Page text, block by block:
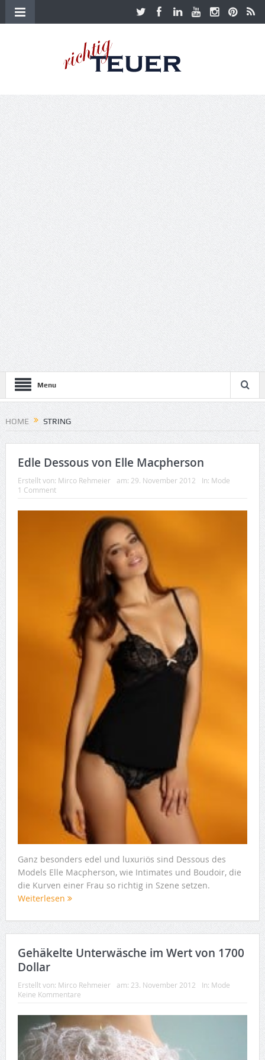
Menu
HOME STRING
Edle Dessous von Elle Macpherson
Erstellt von: Mirco Rehmeier am: 29. November 2012 In: Mode
1 Comment
Ganz besonders edel und luxuriös sind Dessous des
Models Elle Macpherson, wie Intimates und Boudoir, die
die Kurven einer Frau so richtig in Szene setzen.
Weiterlesen
Gehäkelte Unterwäsche im Wert von 1700
Dollar
Erstellt von: Mirco Rehmeier am: 23. November 2012 In: Mode
Keine Kommentare